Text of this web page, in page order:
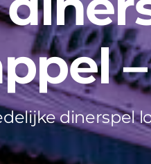
dinerspel